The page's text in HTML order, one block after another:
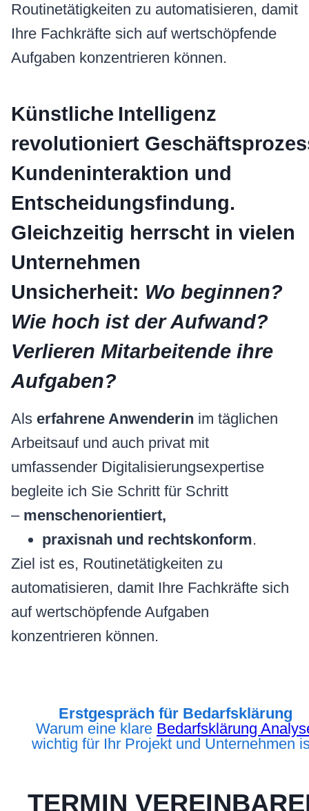
Routinetätigkeiten zu automatisieren, damit
Ihre Fachkräfte sich auf wertschöpfende
Aufgaben konzentrieren können.
Künstliche Intelligenz
revolutioniert
Kundeninteraktion und
Entscheidungsfindung.
Gleichzeitig herrscht in vielen
Unternehmen
Unsicherheit: Wo beginnen?
Wie hoch ist der Aufwand?
Verlieren Mitarbeitende ihre
Aufgaben?
Als erfahrene Anwenderin im täglichen
Arbeitsauf und auch privat mit
umfassender Digitalisierungsexpertise
begleite ich Sie Schritt für Schritt
– menschen­orientiert,
praxisnah und rechtskonform.
Ziel ist es, Routinetätigkeiten zu
automatisieren, damit Ihre Fachkräfte sich
auf wertschöpfende Aufgaben
konzentrieren können.
Erstgespräch für Bedarfsklärung
Warum eine klare Bedarfsklärung
wichtig für Ihr Projekt und Unternehmen
TERMIN